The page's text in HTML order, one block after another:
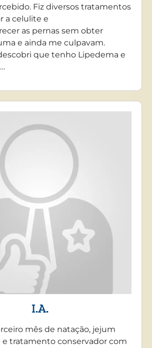
Fiz diversos tratamentos
a celulite e
as pernas sem obter
e ainda me culpavam.
que tenho Lipedema e
I.A.
mês de natação, jejum
tratamento conservador com